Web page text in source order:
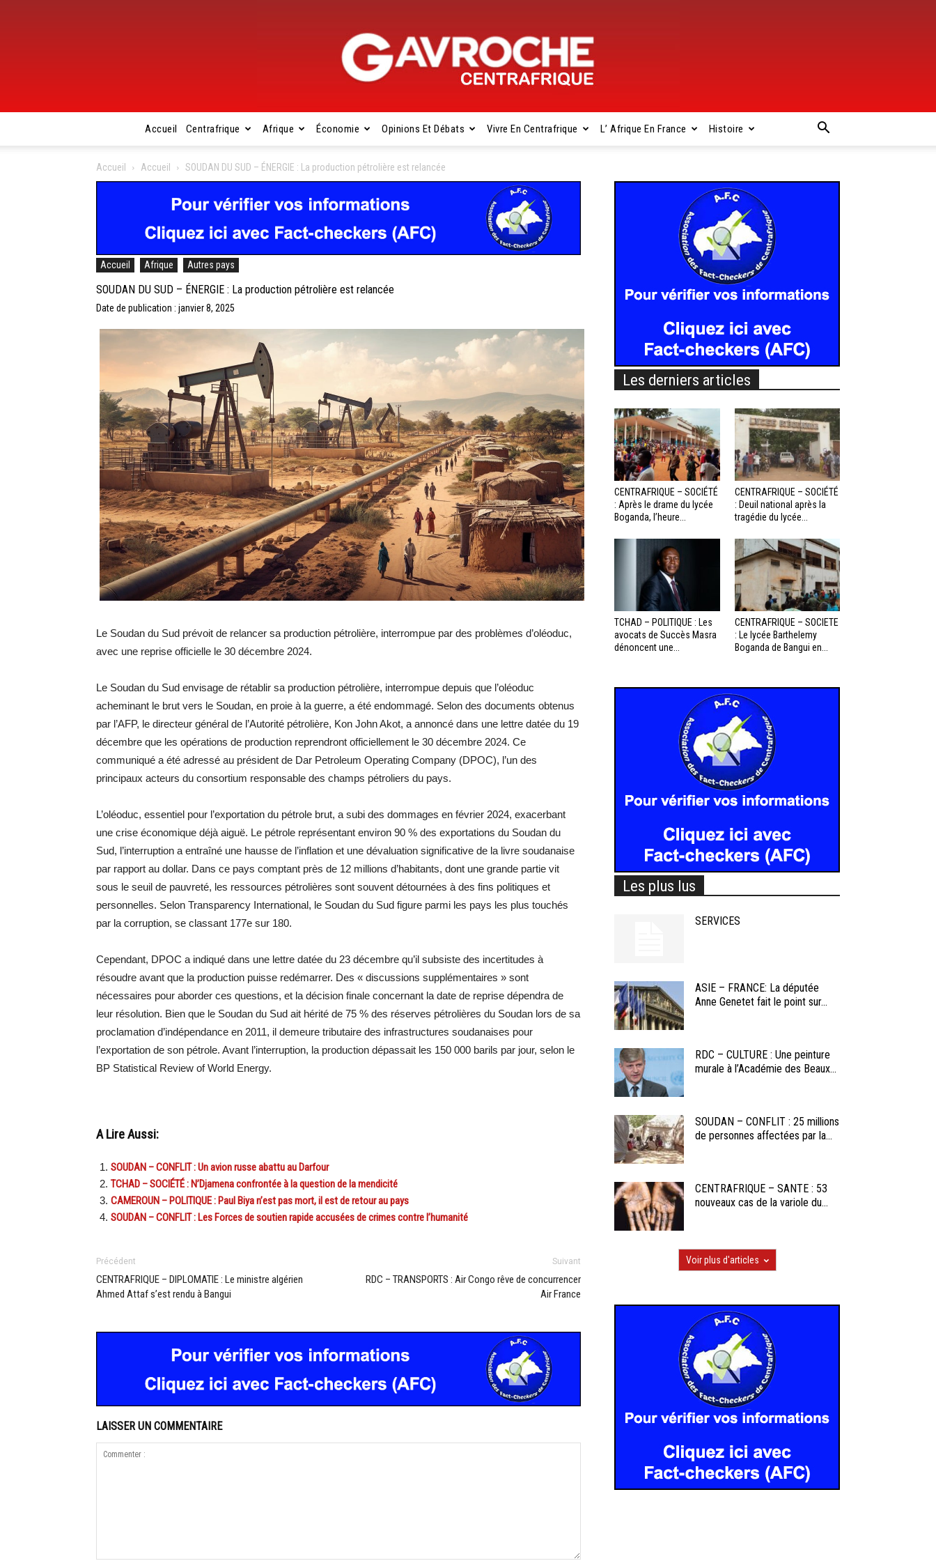
Centrafrique
Accueil Centrafrique Afrique Économie Opinions Et Débats Vivre En Centrafrique L’ Afrique En France Histoire
Accueil Accueil SOUDAN DU SUD – ÉNERGIE : La production pétrolière est relancée
Accueil Afrique Autres pays
SOUDAN DU SUD – ÉNERGIE : La production pétrolière est relancée
Date de publication : janvier 8, 2025
Le Soudan du Sud prévoit de relancer sa production pétrolière, interrompue par des problèmes d’oléoduc,
avec une reprise officielle le 30 décembre 2024.
Le Soudan du Sud envisage de rétablir sa production pétrolière, interrompue depuis que l’oléoduc
acheminant le brut vers le Soudan, en proie à la guerre, a été endommagé. Selon des documents obtenus
par l’AFP, le directeur général de l’Autorité pétrolière, Kon John Akot, a annoncé dans une lettre datée du 19
décembre que les opérations de production reprendront officiellement le 30 décembre 2024. Ce
communiqué a été adressé au président de Dar Petroleum Operating Company (DPOC), l’un des
principaux acteurs du consortium responsable des champs pétroliers du pays.
L’oléoduc, essentiel pour l’exportation du pétrole brut, a subi des dommages en février 2024, exacerbant
une crise économique déjà aiguë. Le pétrole représentant environ 90 % des exportations du Soudan du
Sud, l’interruption a entraîné une hausse de l’inflation et une dévaluation significative de la livre soudanaise
par rapport au dollar. Dans ce pays comptant près de 12 millions d’habitants, dont une grande partie vit
sous le seuil de pauvreté, les ressources pétrolières sont souvent détournées à des fins politiques et
personnelles. Selon Transparency International, le Soudan du Sud figure parmi les pays les plus touchés
par la corruption, se classant 177e sur 180.
Cependant, DPOC a indiqué dans une lettre datée du 23 décembre qu’il subsiste des incertitudes à
résoudre avant que la production puisse redémarrer. Des « discussions supplémentaires » sont
nécessaires pour aborder ces questions, et la décision finale concernant la date de reprise dépendra de
leur résolution. Bien que le Soudan du Sud ait hérité de 75 % des réserves pétrolières du Soudan lors de sa
proclamation d’indépendance en 2011, il demeure tributaire des infrastructures soudanaises pour
l’exportation de son pétrole. Avant l’interruption, la production dépassait les 150 000 barils par jour, selon le
BP Statistical Review of World Energy.
A Lire Aussi:
SOUDAN – CONFLIT : Un avion russe abattu au Darfour
TCHAD – SOCIÉTÉ : N’Djamena confrontée à la question de la mendicité
CAMEROUN – POLITIQUE : Paul Biya n’est pas mort, il est de retour au pays
SOUDAN – CONFLIT : Les Forces de soutien rapide accusées de crimes contre l’humanité
Précédent
CENTRAFRIQUE – DIPLOMATIE : Le ministre algérien
Ahmed Attaf s’est rendu à Bangui
Suivant
RDC – TRANSPORTS : Air Congo rêve de concurrencer
Air France
LAISSER UN COMMENTAIRE
Les derniers articles
CENTRAFRIQUE – SOCIÉTÉ
: Après le drame du lycée
Boganda, l’heure...
CENTRAFRIQUE – SOCIÉTÉ
: Deuil national après la
tragédie du lycée...
TCHAD – POLITIQUE : Les
avocats de Succès Masra
dénoncent une...
CENTRAFRIQUE – SOCIETE
: Le lycée Barthelemy
Boganda de Bangui en...
Les plus lus
SERVICES
ASIE – FRANCE: La députée
Anne Genetet fait le point sur...
RDC – CULTURE : Une peinture
murale à l’Académie des Beaux...
SOUDAN – CONFLIT : 25 millions
de personnes affectées par la...
CENTRAFRIQUE – SANTE : 53
nouveaux cas de la variole du...
Voir plus d'articles